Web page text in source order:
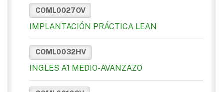
COML0027OV
IMPLANTACIÓN PRÁCTICA LEAN
COML0032HV
INGLES A1 MEDIO-AVANZAZO